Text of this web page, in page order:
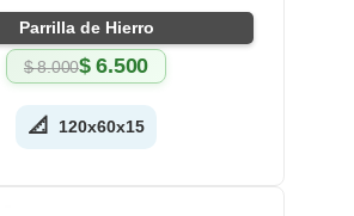
Parrilla de Hierro
$8.000 El
era:
$6.500
El
es:
📐 120x60x15